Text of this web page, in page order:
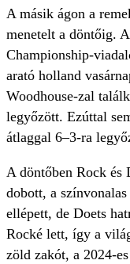
A másik ágon a
menetelt a döntőig.
Championship-
arató holland
Woodhouse-zal
legyőzött. Ezúttal
átlaggal 6–3-ra
A döntőben Rock és
dobott, a
ellépett, de Doets
Rocké lett, így a
zöld zakót, a 2024-